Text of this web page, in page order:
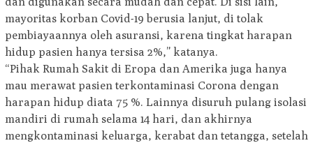
mayoritas korban Covid-19 berusia lanjut, di tolak
pembiayaannya oleh asuransi, karena tingkat harapan
hidup pasien hanya tersisa 2%,” katanya.
“Pihak Rumah Sakit di Eropa dan Amerika juga hanya
mau merawat pasien terkontaminasi Corona dengan
harapan hidup diata 75 %. Lainnya disuruh pulang isolasi
mandiri di rumah selama 14 hari, dan akhirnya
mengkontaminasi keluarga, kerabat dan tetangga, setelah